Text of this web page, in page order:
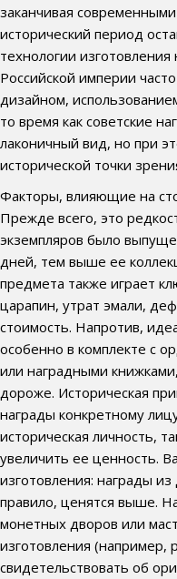
заканчивая
исторический период
технологии
Российской империи
дизайном,
то время как советские
лаконичный вид, но при
исторической точки
Факторы, влияющие на
Прежде всего, это
экземпляров было
дней, тем выше ее
предмета также играет
царапин, утрат эмали,
стоимость. Напротив,
особенно в комплекте с
или наградными
дороже. Историческая
награды конкретному
историческая личность,
увеличить ее ценность.
изготовления: награды
правило, ценятся выше.
монетных дворов или
изготовления (например,
свидетельствовать об